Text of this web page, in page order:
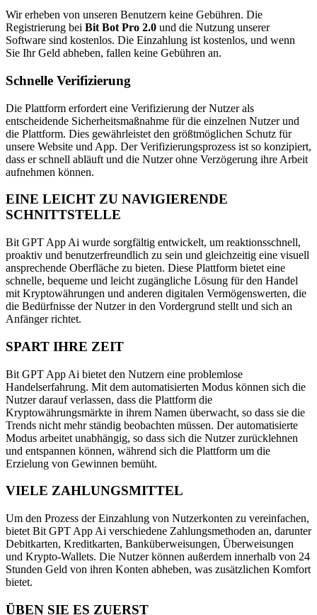
Wir erheben von unseren Benutzern keine Gebühren. Die
Registrierung bei Bit Bot Pro 2.0 und die Nutzung unserer
Software sind kostenlos. Die Einzahlung ist kostenlos, und wenn
Sie Ihr Geld abheben, fallen keine Gebühren an.
Schnelle Verifizierung
Die Plattform erfordert eine Verifizierung der Nutzer als
entscheidende Sicherheitsmaßnahme für die einzelnen Nutzer und
die Plattform. Dies gewährleistet den größtmöglichen Schutz für
unsere Website und App. Der Verifizierungsprozess ist so konzipiert,
dass er schnell abläuft und die Nutzer ohne Verzögerung ihre Arbeit
aufnehmen können.
EINE LEICHT ZU NAVIGIERENDE
SCHNITTSTELLE
Bit GPT App Ai wurde sorgfältig entwickelt, um reaktionsschnell,
proaktiv und benutzerfreundlich zu sein und gleichzeitig eine visuell
ansprechende Oberfläche zu bieten. Diese Plattform bietet eine
schnelle, bequeme und leicht zugängliche Lösung für den Handel
mit Kryptowährungen und anderen digitalen Vermögenswerten, die
die Bedürfnisse der Nutzer in den Vordergrund stellt und sich an
Anfänger richtet.
SPART IHRE ZEIT
Bit GPT App Ai bietet den Nutzern eine problemlose
Handelserfahrung. Mit dem automatisierten Modus können sich die
Nutzer darauf verlassen, dass die Plattform die
Kryptowährungsmärkte in ihrem Namen überwacht, so dass sie die
Trends nicht mehr ständig beobachten müssen. Der automatisierte
Modus arbeitet unabhängig, so dass sich die Nutzer zurücklehnen
und entspannen können, während sich die Plattform um die
Erzielung von Gewinnen bemüht.
VIELE ZAHLUNGSMITTEL
Um den Prozess der Einzahlung von Nutzerkonten zu vereinfachen,
bietet Bit GPT App Ai verschiedene Zahlungsmethoden an, darunter
Debitkarten, Kreditkarten, Banküberweisungen, Überweisungen
und Krypto-Wallets. Die Nutzer können außerdem innerhalb von 24
Stunden Geld von ihren Konten abheben, was zusätzlichen Komfort
bietet.
ÜBEN SIE ES ZUERST